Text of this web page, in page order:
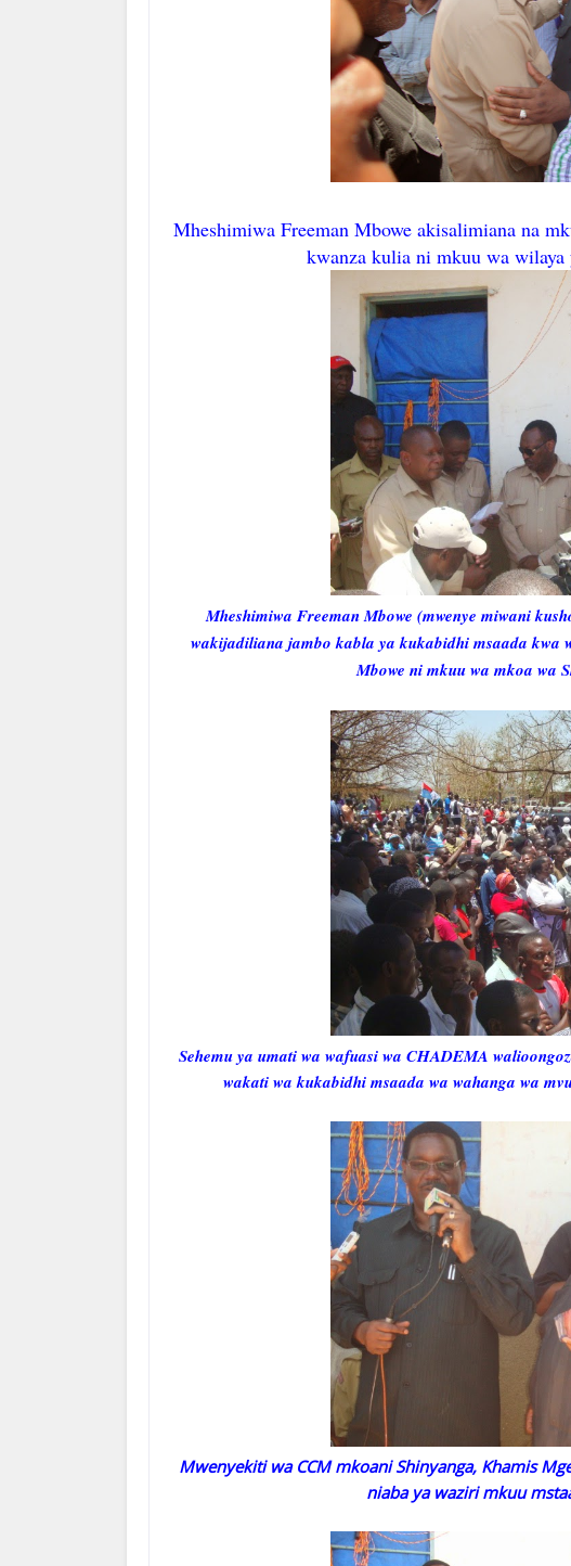
Mheshimiwa Freeman Mbowe akisalimiana na
kwanza kulia ni mkuu wa wilaya
Mheshimiwa Freeman Mbowe (mwenye miwani
wakijadiliana jambo kabla ya kukabidhi msaada kwa
Mbowe ni mkuu wa mkoa wa
Sehemu ya umati wa wafuasi wa CHADEMA
wakati wa kukabidhi msaada wa wahanga wa
Mwenyekiti wa CCM mkoani Shinyanga, Khamis
niaba ya waziri mkuu